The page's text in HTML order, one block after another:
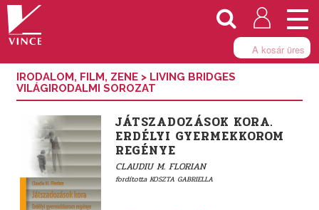
A kosár üres
IRODALOM, FILM, ZENE > LIVING BRIDGES
VILÁGIRODALMI SOROZAT
JÁTSZADOZÁSOK KORA.
ERDÉLYI GYERMEKKOROM
REGÉNYE
CLAUDIU M. FLORIAN
fordítottaKOSZTA GABRIELLA